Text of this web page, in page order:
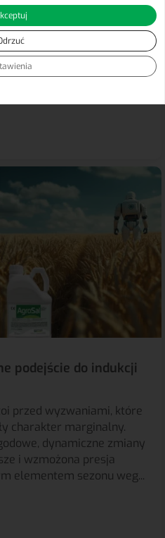
który przesądza o
trzeba zadbać o jej
oraz zredukować
podejście do indukcji
przed wyzwaniami, które
charakter marginalny.
dynamiczne zmiany
i wzmożona presja
elementem sezonu weg...